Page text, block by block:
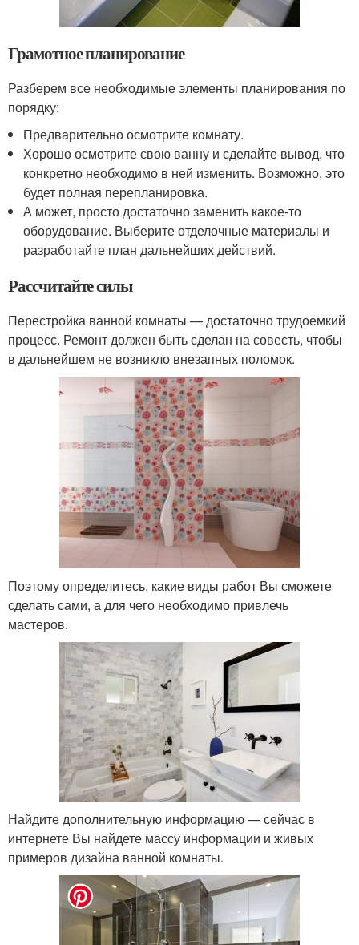
Грамотное планирование
Разберем все необходимые элементы планирования по
порядку:
Предварительно осмотрите комнату.
Хорошо осмотрите свою ванну и сделайте вывод, что
конкретно необходимо в ней изменить. Возможно, это
будет полная перепланировка.
А может, просто достаточно заменить какое-то
оборудование. Выберите отделочные материалы и
разработайте план дальнейших действий.
Рассчитайте силы
Перестройка ванной комнаты — достаточно трудоемкий
процесс. Ремонт должен быть сделан на совесть, чтобы
в дальнейшем не возникло внезапных поломок.
Поэтому определитесь, какие виды работ Вы сможете
сделать сами, а для чего необходимо привлечь
мастеров.
Найдите дополнительную информацию — сейчас в
интернете Вы найдете массу информации и живых
примеров дизайна ванной комнаты.